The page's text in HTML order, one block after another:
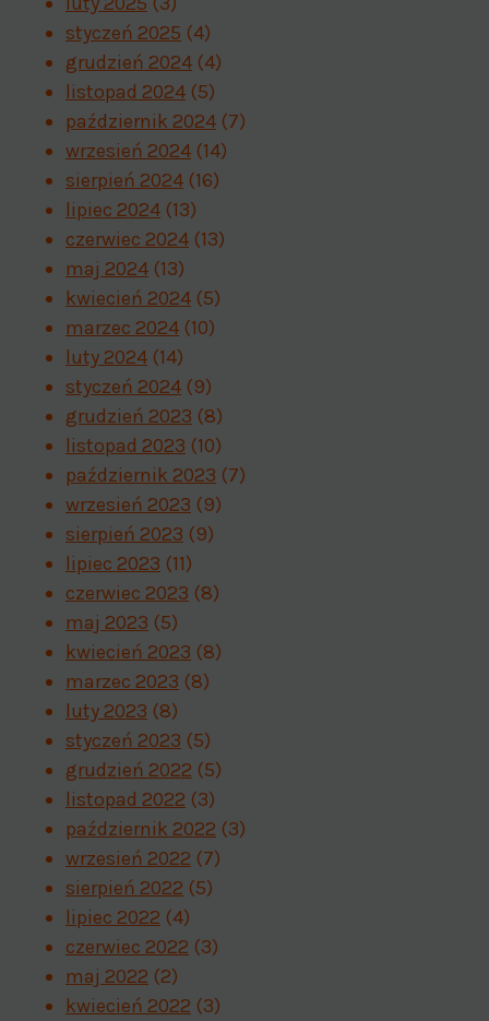
styczeń 2025 (4)
grudzień 2024 (4)
listopad 2024 (5)
październik 2024 (7)
wrzesień 2024 (14)
sierpień 2024 (16)
lipiec 2024 (13)
czerwiec 2024 (13)
maj 2024 (13)
kwiecień 2024 (5)
marzec 2024 (10)
luty 2024 (14)
styczeń 2024 (9)
grudzień 2023 (8)
listopad 2023 (10)
październik 2023 (7)
wrzesień 2023 (9)
sierpień 2023 (9)
lipiec 2023 (11)
czerwiec 2023 (8)
maj 2023 (5)
kwiecień 2023 (8)
marzec 2023 (8)
luty 2023 (8)
styczeń 2023 (5)
grudzień 2022 (5)
listopad 2022 (3)
październik 2022 (3)
wrzesień 2022 (7)
sierpień 2022 (5)
lipiec 2022 (4)
czerwiec 2022 (3)
maj 2022 (2)
kwiecień 2022 (3)